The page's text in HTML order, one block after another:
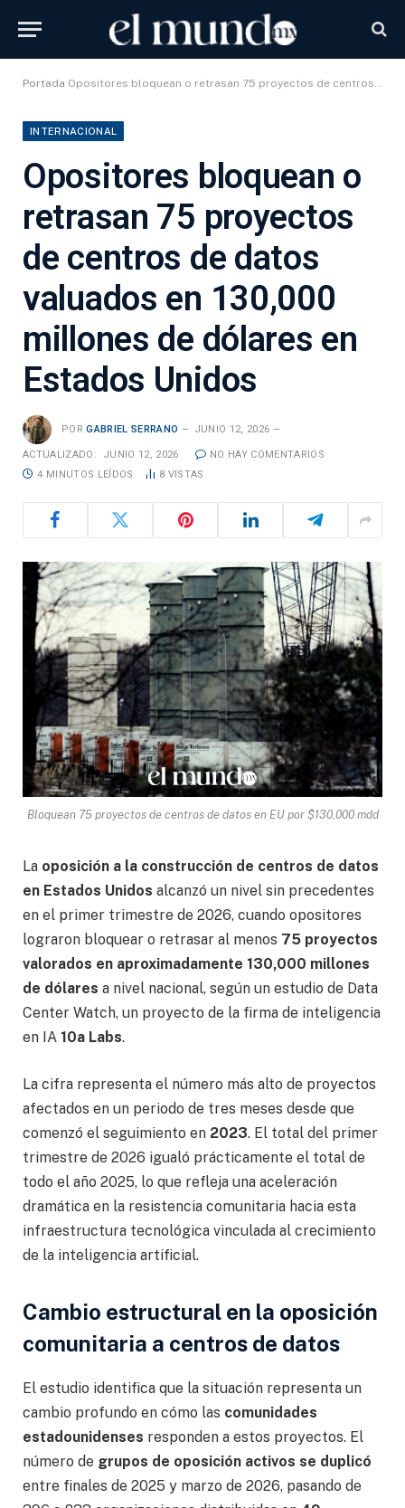
Portada Opositores bloquean o retrasan 75 proyectos de centros de datos valuados en 130,000 millones de dólares en Estados Unidos
INTERNACIONAL
Opositores bloquean o
retrasan 75 proyectos
de centros de datos
valuados en 130,000
millones de dólares en
Estados Unidos
POR GABRIEL SERRANO JUNIO 12, 2026
ACTUALIZADO: JUNIO 12, 2026
NO HAY COMENTARIOS
4 MINUTOS LEÍDOS
8 VISTAS
Bloquean 75 proyectos de centros de datos en EU por $130,000 mdd
La oposición a la construcción de centros de datos
en Estados Unidos alcanzó un nivel sin precedentes
en el primer trimestre de 2026, cuando opositores
lograron bloquear o retrasar al menos 75 proyectos
valorados en aproximadamente 130,000 millones
de dólares a nivel nacional, según un estudio de Data
Center Watch, un proyecto de la firma de inteligencia
en IA 10a Labs.
La cifra representa el número más alto de proyectos
afectados en un periodo de tres meses desde que
comenzó el seguimiento en 2023. El total del primer
trimestre de 2026 igualó prácticamente el total de
todo el año 2025, lo que refleja una aceleración
dramática en la resistencia comunitaria hacia esta
infraestructura tecnológica vinculada al crecimiento
de la inteligencia artificial.
Cambio estructural en la oposición
comunitaria a centros de datos
El estudio identifica que la situación representa un
cambio profundo en cómo las comunidades
estadounidenses responden a estos proyectos. El
número de grupos de oposición activos se duplicó
entre finales de 2025 y marzo de 2026, pasando de